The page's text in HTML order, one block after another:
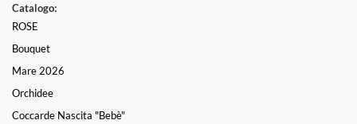
Catalogo:
ROSE
Bouquet
Mare 2026
Orchidee
Coccarde Nascita "bebè"